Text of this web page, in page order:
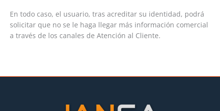
En todo caso, el usuario, tras acreditar su identidad, podrá
solicitar que no se le haga llegar más información comercial
a través de los canales de Atención al Cliente.